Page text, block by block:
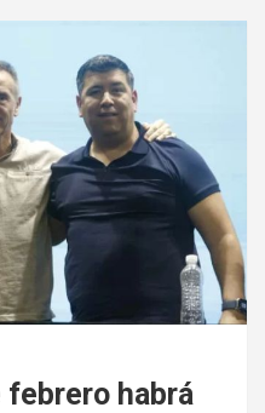
febrero habrá